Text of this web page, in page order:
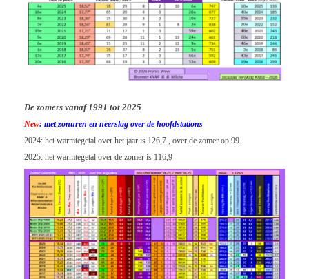
De zomers vanaf 1991 tot 2025
New: met zonuren en neerslag over de hoofdstations
2024: het warmtegetal over het jaar is 126,7 , over de zomer op 99
2025: het warmtegetal over de zomer is 116,9